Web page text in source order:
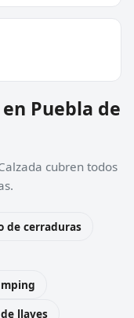
Puebla de
cubren todos
de cerraduras
llaves